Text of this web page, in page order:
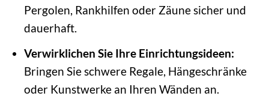
Pergolen, Rankhilfen oder Zäune sicher und
dauerhaft.
Verwirklichen Sie Ihre Einrichtungsideen:
Bringen Sie schwere Regale, Hängeschränke
oder Kunstwerke an Ihren Wänden an.